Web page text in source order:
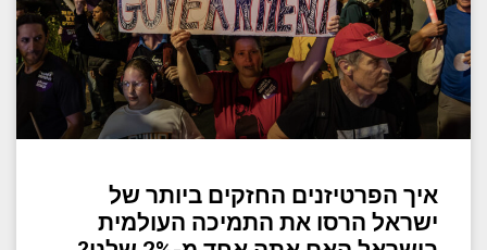
איך הפרטיזנים החזקים ביותר של
ישראל הרסו את התמיכה העולמית